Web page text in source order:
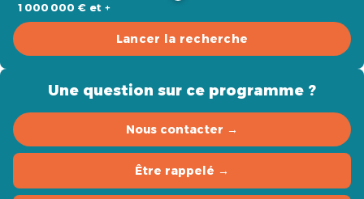
1 000 000 € et +
Lancer la recherche
Une question sur ce programme ?
Nous contacter →
Être rappelé →